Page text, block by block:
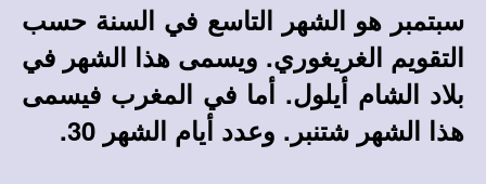
سبتمبر هو الشهر التاسع في السنة حسب
التقويم الغريغوري. ويسمى هذا الشهر في
بلاد الشام أيلول. أما في المغرب فيسمى
هذا الشهر شتنبر. وعدد أيام الشهر 30.